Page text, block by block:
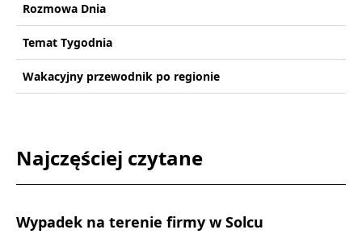
Rozmowa Dnia
Temat Tygodnia
Wakacyjny przewodnik po regionie
Najczęściej czytane
Wypadek na terenie firmy w Solcu